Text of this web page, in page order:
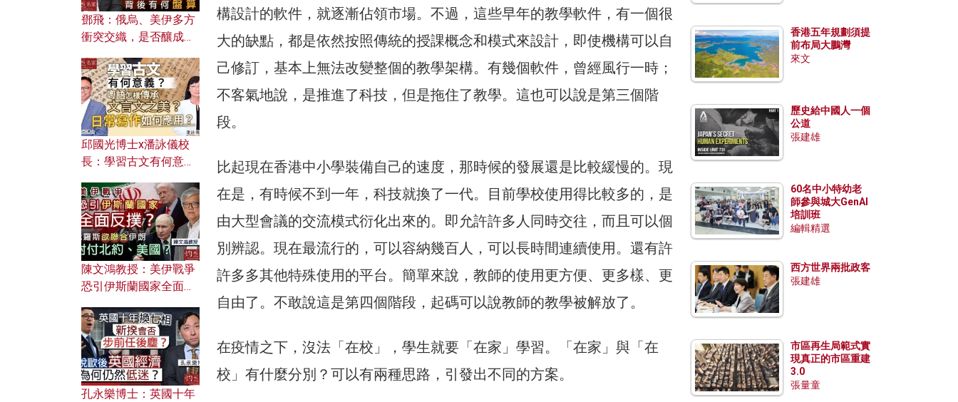
構設計的軟件，就逐漸佔領市場。不過，這些早年的教學軟件，有一個很
大的缺點，都是依然按照傳統的授課概念和模式來設計，即使機構可以自
己修訂，基本上無法改變整個的教學架構。有幾個軟件，曾經風行一時；
不客氣地說，是推進了科技，但是拖住了教學。這也可以說是第三個階
段。
比起現在香港中小學裝備自己的速度，那時候的發展還是比較緩慢的。現
在是，有時候不到一年，科技就換了一代。目前學校使用得比較多的，是
由大型會議的交流模式衍化出來的。即允許許多人同時交往，而且可以個
別辨認。現在最流行的，可以容納幾百人，可以長時間連續使用。還有許
許多多其他特殊使用的平台。簡單來說，教師的使用更方便、更多樣、更
自由了。不敢說這是第四個階段，起碼可以說教師的教學被解放了。
在疫情之下，沒法「在校」，學生就要「在家」學習。「在家」與「在
校」有什麼分別？可以有兩種思路，引發出不同的方案。
鄧飛：俄烏、美伊多方
衝突交織，是否釀成世
風險攻擊美軍，背後有
何盤算？
邱國光博士x潘詠儀校
長：學習古文有何意
文之美？ 日常寫作如何
應用？
陳文鴻教授：美伊戰爭
恐引伊斯蘭國家全面反
對付北約美國？
孔永樂博士：英國十年
香港五年規劃須提
前布局大鵬灣
來文
歷史給中國人一個
公道
張建雄
60名中小特幼老
師參與城大GenAI
培訓班
編輯精選
西方世界兩批政客
張建雄
市區再生局範式實
現真正的市區重建
3.0
張量童